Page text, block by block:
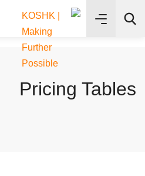
Pricing Tables